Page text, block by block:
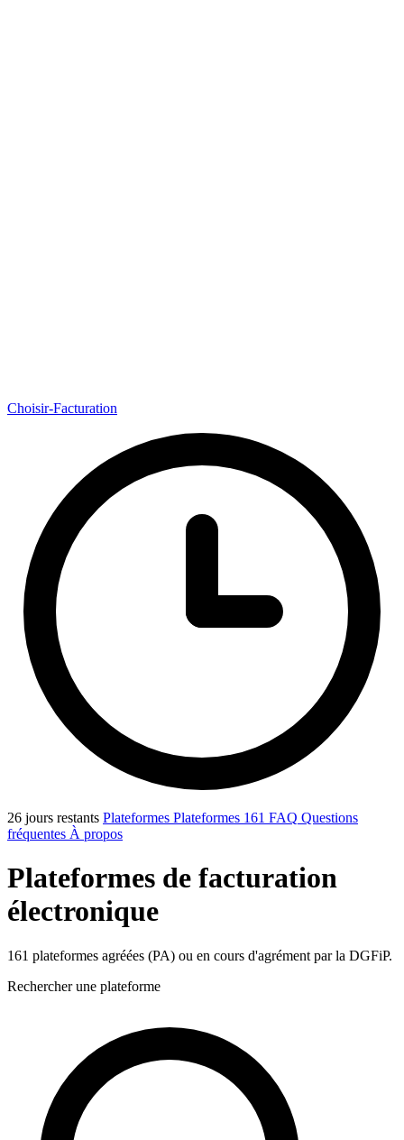
Choisir-Facturation
26 jours restants Plateformes Plateformes 161 FAQ Questions
fréquentes À propos
Plateformes de facturation
électronique
161 plateformes agréées (PA) ou en cours d'agrément par la DGFiP.
Rechercher une plateforme